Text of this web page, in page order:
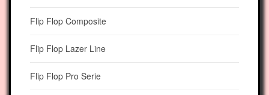
Flip Flop Composite
Flip Flop Lazer Line
Flip Flop Pro Serie